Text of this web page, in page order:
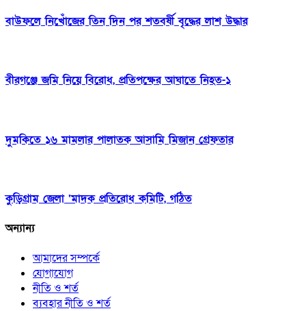
বাউফলে নিখোঁজের তিন দিন পর শতবর্ষী বৃদ্ধের লাশ উদ্ধার
বীরগঞ্জে জমি নিয়ে বিরোধ, প্রতিপক্ষের আঘাতে নিহত-১
দুমকিতে ১৬ মামলার পালাতক আসামি মিজান গ্রেফতার
কুড়িগ্রাম জেলা ‘মাদক প্রতিরোধ কমিটি, গঠিত
অন্যান্য
আমাদের সম্পর্কে
যোগাযোগ
নীতি ও শর্ত
ব্যবহার নীতি ও শর্ত